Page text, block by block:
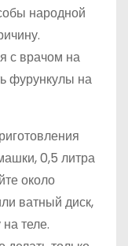
народной
с врачом на
фурункулы на
0,5 литра
около
ватный диск,
теле.